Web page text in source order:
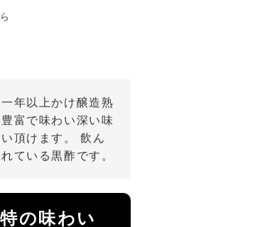
年以上かけ醸造熟
富で味わい深い味
頂けます。 飲ん
ている黒酢です。
の味わい